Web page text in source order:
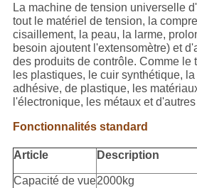
La machine de tension universelle
tout le matériel de tension, la
cisaillement, la peau, la larme,
besoin ajoutent l'extensomètre) et
des produits de contrôle. Comme le
les plastiques, le cuir synthétique,
adhésive, de plastique, les
l'électronique, les métaux et
Fonctionnalités standard
Article Description
Capacité de vue2000kg